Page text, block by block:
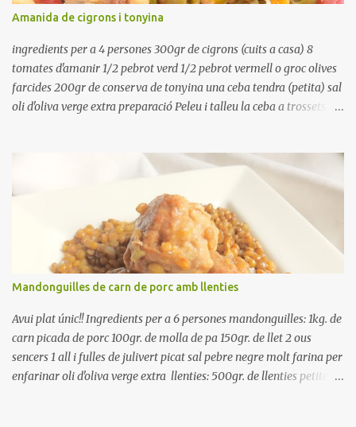
refredar en la mateixa olla. El caldo de coure els fesols, es pot
utilitzar per una crema o sopa. Ingredientes judias -agua -sal
Preparación Ponga las judías a r...
Amanida de cigrons i tonyina
ingredients per a 4 persones 300gr de cigrons (cuits a casa) 8
tomates d'amanir 1/2 pebrot verd 1/2 pebrot vermell o groc olives
farcides 200gr de conserva de tonyina una ceba tendra (petita) sal
oli d'oliva verge extra preparació Peleu i talleu la ceba a trossets i
Renteu les tomates i talleu-les a octaus. Talleu les olives a
rodanxes. Una hora abans de portar a la taula, poseu els cigrons,
ben escorreguts, en un bol, amb la resta d'ingredients: les tomates,
el pebrot, la ceba, (escorreguda), les olives i la tonyina esmicolada.
Amaniu amb sal i oli... bon profit!!
Mandonguilles de carn de porc amb llenties
Avui plat únic!! Ingredients per a 6 persones mandonguilles: 1kg. de
carn picada de porc 100gr. de molla de pa 150gr. de llet 2 ous
sencers 1 all i fulles de julivert picat sal pebre negre molt farina per
enfarinar oli d'oliva verge extra llenties: 500gr. de llenties petites